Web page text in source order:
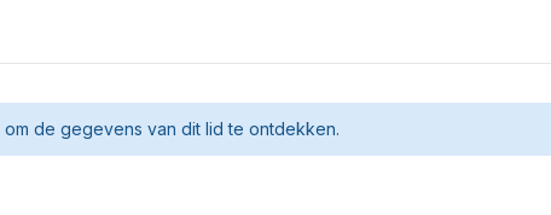
om de gegevens van dit lid te ontdekken.